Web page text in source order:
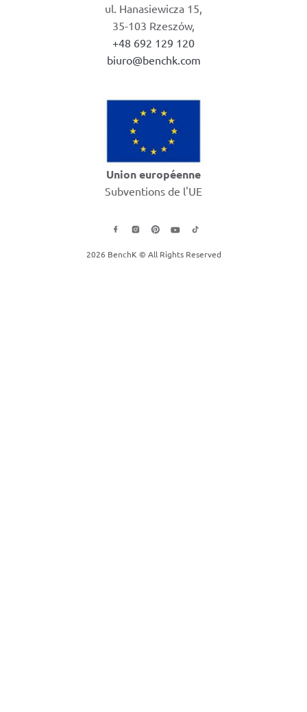
ul. Hanasiewicza 15,
35-103 Rzeszów,
+48 692 129 120
biuro@benchk.com
Union européenne
Subventions de l'UE
2026 BenchK © All Rights Reserved